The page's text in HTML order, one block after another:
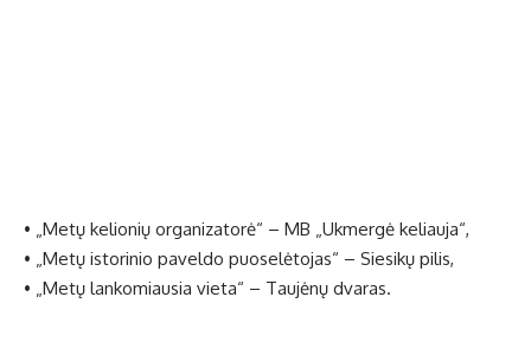
• „Metų kelionių organizatorė“ – MB „Ukmergė keliauja“,
• „Metų istorinio paveldo puoselėtojas“ – Siesikų pilis,
• „Metų lankomiausia vieta“ – Taujėnų dvaras.